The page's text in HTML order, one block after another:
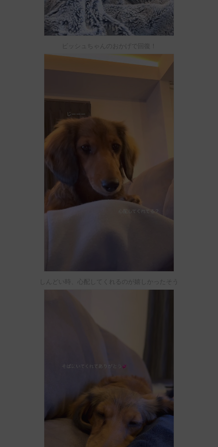
ビッシュちゃんのおかげで回復！
しんどい時、心配してくれるのが嬉しかったそう